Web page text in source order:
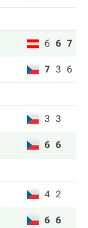
6 6 7
7 3 6
3 3
6 6
4 2
6 6